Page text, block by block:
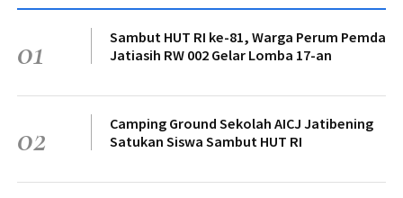
01
Sambut HUT RI ke-81, Warga Perum Pemda
Jatiasih RW 002 Gelar Lomba 17-an
02
Camping Ground Sekolah AICJ Jatibening
Satukan Siswa Sambut HUT RI